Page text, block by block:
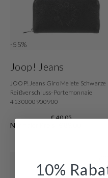
-55%
Joop! Jeans
JOOP! Jeans Giro Melete Schwarze
Reißverschluss-Portemonnaie
4130000900900
€ 40,05
Normaler Preis: € 89,00
10%